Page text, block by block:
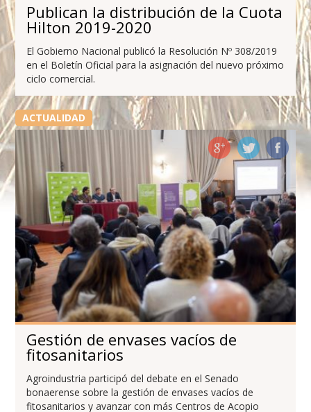
Publican la distribución de la Cuota
Hilton 2019-2020
El Gobierno Nacional publicó la Resolución Nº 308/2019
en el Boletín Oficial para la asignación del nuevo próximo
ciclo comercial.
ACTUALIDAD
Gestión de envases vacíos de
fitosanitarios
Agroindustria participó del debate en el Senado
bonaerense sobre la gestión de envases vacíos de
fitosanitarios y avanzar con más Centros de Acopio